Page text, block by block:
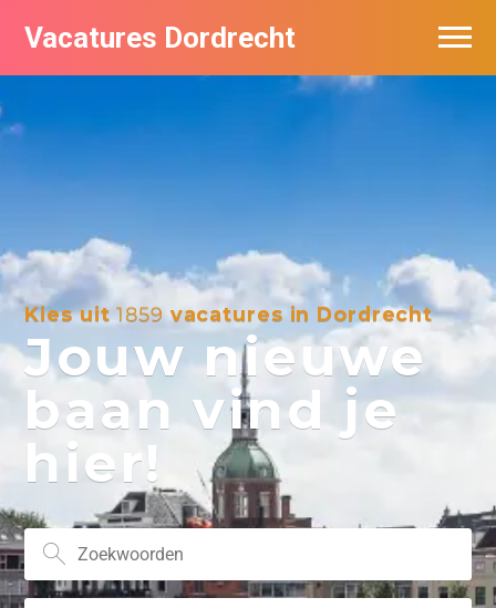
Vacatures Dordrecht
Kies uit1859 vacatures in Dordrecht
Jouw nieuwe
baan vind je
hier!
Vacatures per bedrijf